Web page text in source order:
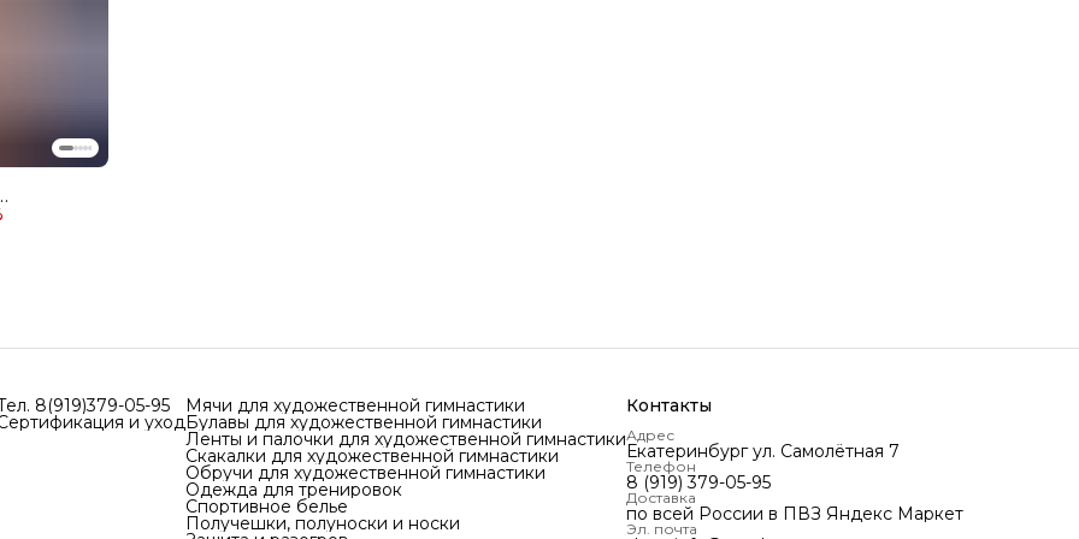
8(919)379-05-95
и уход
Мячи для художественной гимнастики
Булавы для художественной гимнастики
Ленты и палочки для художественной гимнастики
Скакалки для художественной гимнастики
Обручи для художественной гимнастики
Одежда для тренировок
Спортивное белье
Получешки, полуноски и носки
Контакты
Адрес
Екатеринбург ул. Самолётная 7
Телефон
8 (919) 379-05-95
Доставка
по всей России в ПВЗ Яндекс Маркет
Эл. почта